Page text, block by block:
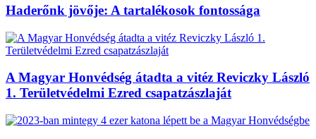
Haderőnk jövője: A tartalékosok fontossága
A Magyar Honvédség átadta a vitéz Reviczky László
1. Területvédelmi Ezred csapatzászlaját